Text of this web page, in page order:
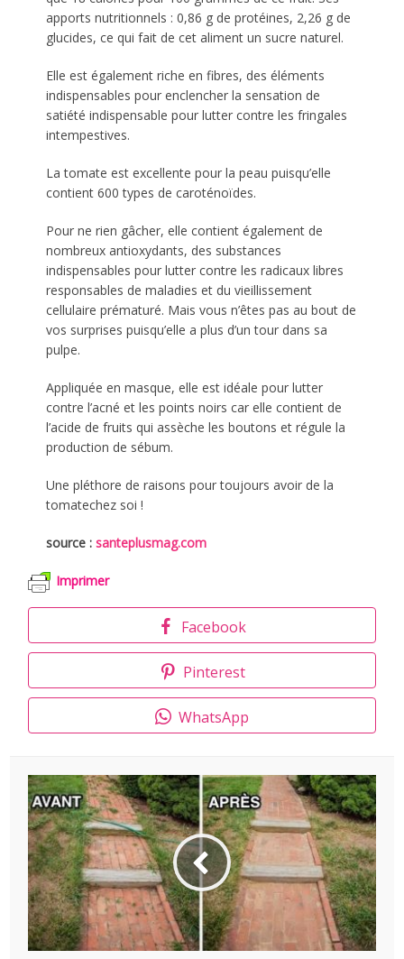
apports nutritionnels : 0,86 g de protéines, 2,26 g de
glucides, ce qui fait de cet aliment un sucre naturel.
Elle est également riche en fibres, des éléments
indispensables pour enclencher la sensation de
satiété indispensable pour lutter contre les fringales
intempestives.
La tomate est excellente pour la peau puisqu’elle
contient 600 types de caroténoïdes.
Pour ne rien gâcher, elle contient également de
nombreux antioxydants, des substances
indispensables pour lutter contre les radicaux libres
responsables de maladies et du vieillissement
cellulaire prématuré. Mais vous n’êtes pas au bout de
vos surprises puisqu’elle a plus d’un tour dans sa
pulpe.
Appliquée en masque, elle est idéale pour lutter
contre l’acné et les points noirs car elle contient de
l’acide de fruits qui assèche les boutons et régule la
production de sébum.
Une pléthore de raisons pour toujours avoir de la
tomatechez soi !
source :santeplusmag.com
Imprimer
Facebook
Pinterest
WhatsApp